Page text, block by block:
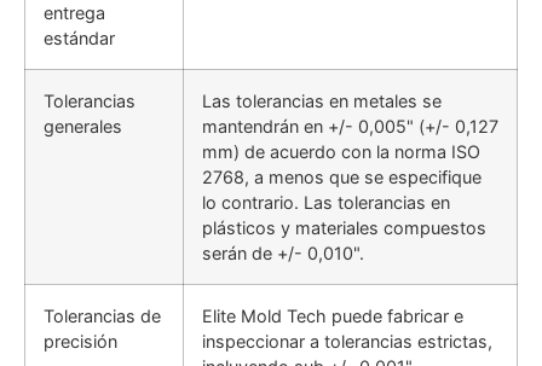
entrega
estándar
Tolerancias
generales
Las tolerancias en metales se
mantendrán en +/- 0,005" (+/- 0,127
mm) de acuerdo con la norma ISO
2768, a menos que se especifique
lo contrario. Las tolerancias en
plásticos y materiales compuestos
serán de +/- 0,010".
Tolerancias de
precisión
Elite Mold Tech puede fabricar e
inspeccionar a tolerancias estrictas,